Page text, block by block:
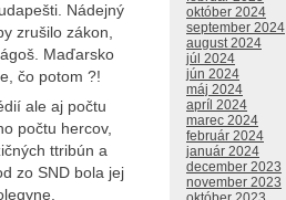
Nádejný
zrušilo zákon,
Maďarsko
čo potom ?!
ale aj počtu
počtu hercov,
ttribún a
zo SND bola jej
október 2024
september 2024
august 2024
júl 2024
jún 2024
máj 2024
apríl 2024
marec 2024
február 2024
január 2024
december 2023
november 2023